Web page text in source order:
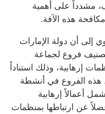
مشدداً على أهمية
هذه الآفة.
إلى أن دولة الإمارات
فروع لجماعة
إرهابية، وذلك استناداً
هذه الفروع في أنشطة
أعمالاً إرهابية
عن ارتباطها بمنظمات